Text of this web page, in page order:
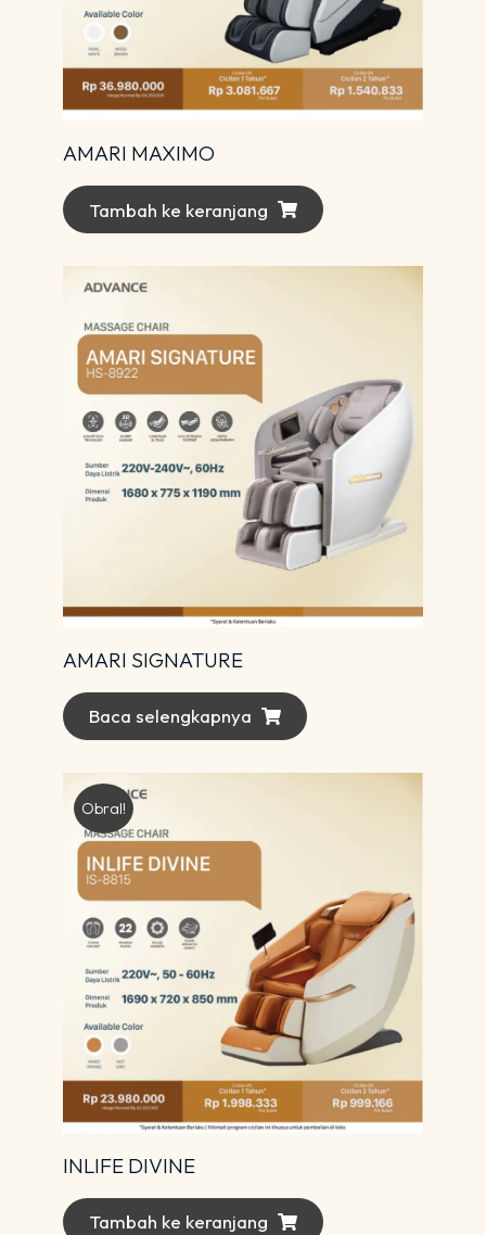
AMARI MAXIMO
Tambah ke keranjang
AMARI SIGNATURE
Baca selengkapnya
Obral!
INLIFE DIVINE
Tambah ke keranjang